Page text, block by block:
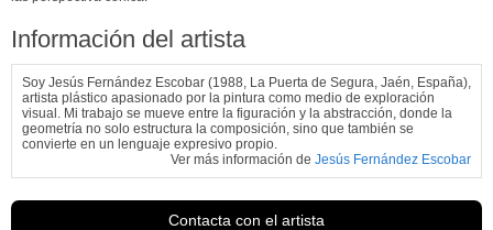
Información del artista
Soy Jesús Fernández Escobar (1988, La Puerta de Segura, Jaén, España),
artista plástico apasionado por la pintura como medio de exploración
visual. Mi trabajo se mueve entre la figuración y la abstracción, donde la
geometría no solo estructura la composición, sino que también se
convierte en un lenguaje expresivo propio.
Ver más información de Jesús Fernández Escobar
Contacta con el artista